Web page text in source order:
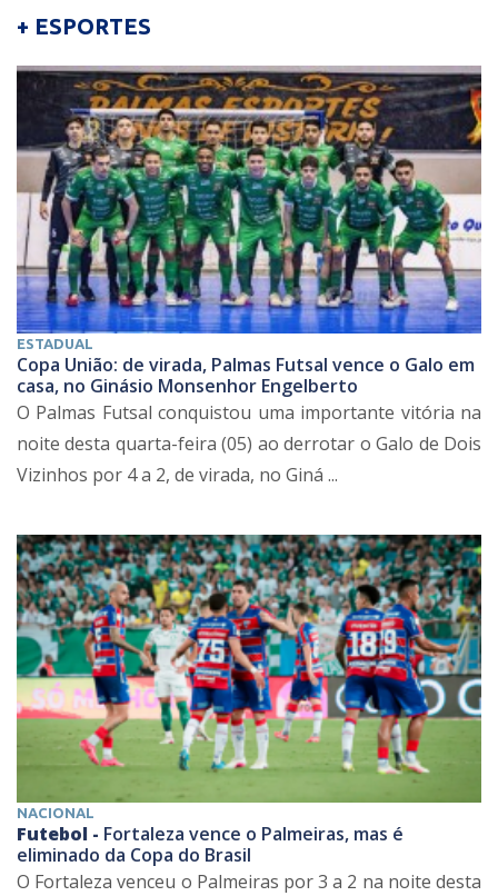
+ ESPORTES
ESTADUAL
Copa União: de virada, Palmas Futsal vence o Galo em
casa, no Ginásio Monsenhor Engelberto
O Palmas Futsal conquistou uma importante vitória na
noite desta quarta-feira (05) ao derrotar o Galo de Dois
Vizinhos por 4 a 2, de virada, no Giná ...
NACIONAL
Futebol - Fortaleza vence o Palmeiras, mas é
eliminado da Copa do Brasil
O Fortaleza venceu o Palmeiras por 3 a 2 na noite desta